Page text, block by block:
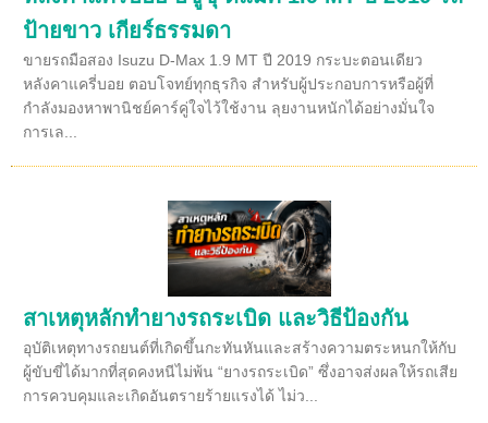
ป้ายขาว เกียร์ธรรมดา
ขายรถมือสอง Isuzu D-Max 1.9 MT ปี 2019 กระบะตอนเดียว
หลังคาแครี่บอย ตอบโจทย์ทุกธุรกิจ สำหรับผู้ประกอบการหรือผู้ที่
กำลังมองหาพานิชย์คาร์คู่ใจไว้ใช้งาน ลุยงานหนักได้อย่างมั่นใจ
การเล...
สาเหตุหลักทำยางรถระเบิด และวิธีป้องกัน
อุบัติเหตุทางรถยนต์ที่เกิดขึ้นกะทันหันและสร้างความตระหนกให้กับ
ผู้ขับขี่ได้มากที่สุดคงหนีไม่พ้น “ยางรถระเบิด” ซึ่งอาจส่งผลให้รถเสีย
การควบคุมและเกิดอันตรายร้ายแรงได้ ไม่ว...